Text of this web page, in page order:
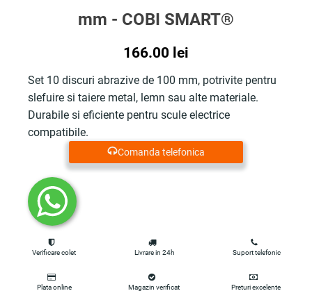
mm - COBI SMART®
166.00 lei
Set 10 discuri abrazive de 100 mm, potrivite pentru
slefuire si taiere metal, lemn sau alte materiale.
Durabile si eficiente pentru scule electrice
compatibile.
Comanda telefonica
Verificare colet Livrare in 24h Suport telefonic
Plata online Magazin verificat Preturi excelente